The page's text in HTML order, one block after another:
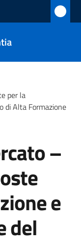
per la
di Alta Formazione
–
e
del